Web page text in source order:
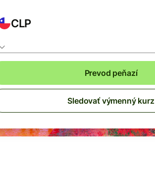
CLP
Prevod peňazí
Sledovať výmenný kurz